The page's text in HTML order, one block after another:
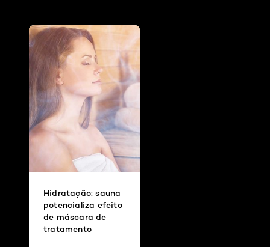
Hidratação: sauna
potencializa efeito
de máscara de
tratamento